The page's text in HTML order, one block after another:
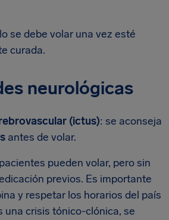
se debe volar una vez esté
curada.
neurológicas
(ictus): se aconseja
antes de volar.
pueden volar, pero sin
previos. Es importante
y respetar los horarios del país
una crisis tónico-clónica, se